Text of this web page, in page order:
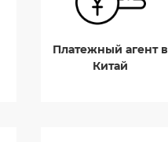
Платежный агент в
Китай